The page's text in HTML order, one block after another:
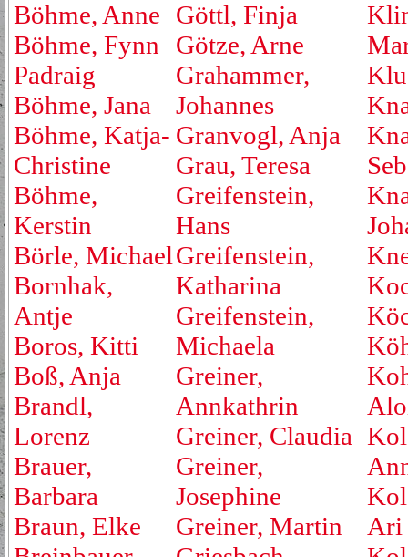
Böhme, Anne
Böhme, Fynn
Padraig
Böhme, Jana
Böhme, Katja-
Christine
Böhme,
Kerstin
Börle, Michael
Bornhak,
Antje
Boros, Kitti
Boß, Anja
Brandl,
Lorenz
Brauer,
Barbara
Braun, Elke
Göttl, Finja
Götze, Arne
Grahammer,
Johannes
Granvogl, Anja
Grau, Teresa
Greifenstein,
Hans
Greifenstein,
Katharina
Greifenstein,
Michaela
Greiner,
Annkathrin
Greiner, Claudia
Greiner,
Josephine
Greiner, Martin
Ari